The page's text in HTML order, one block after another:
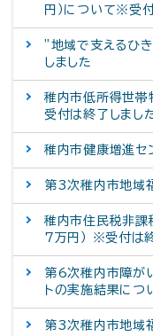
円）について※受
”地域で支えるひ
しました
稚内市低所得世
受付は終了しまし
稚内市健康増進セ
第3次稚内市地域
稚内市住民税非課
7万円） ※受付は
第6次稚内市障が
トの実施結果につ
第3次稚内市地域